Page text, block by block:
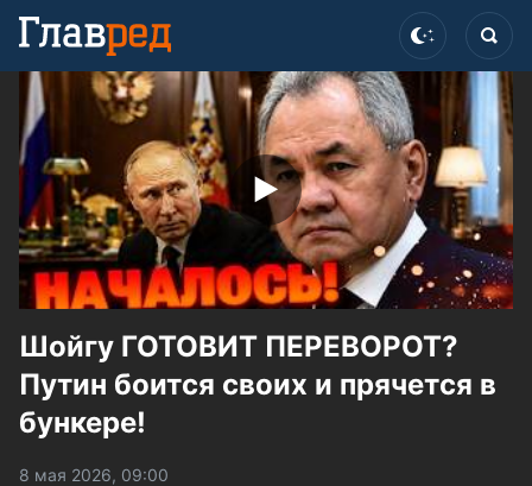
Шойгу ГОТОВИТ ПЕРЕВОРОТ?
Путин боится своих и прячется в
бункере!
8 мая 2026, 09:00